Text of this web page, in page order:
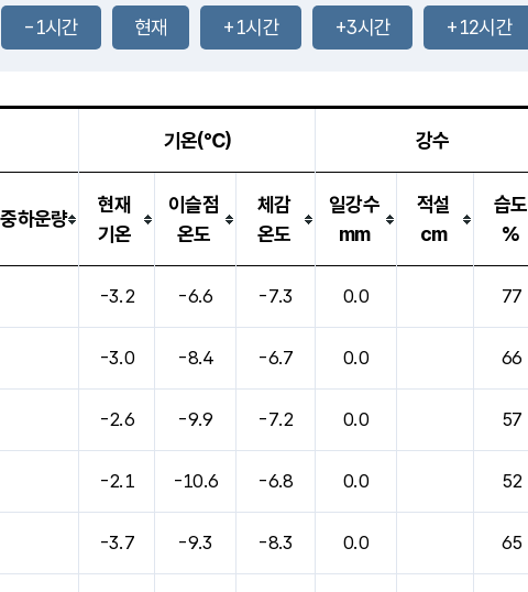
-mm
35.1
℃
36.9℃
1.6m/s
-mm
-mm
-1시간 현재 +1시간 +3시간 +12시간
기온(℃) 강수
중하운량
현재
기온
이슬점
온도
체감
온도
일강수
mm
적설
cm
습도
%
-3.2 -6.6 -7.3 0.0 77
-3.0 -8.4 -6.7 0.0 66
-2.6 -9.9 -7.2 0.0 57
-2.1 -10.6 -6.8 0.0 52
-3.7 -9.3 -8.3 0.0 65